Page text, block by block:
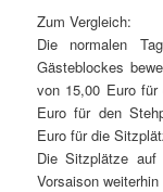
Zum Vergleich:
Die normalen
Gästeblockes
von 15,00 Euro
Euro für den
Euro für die
Die Sitzplätze
Vorsaison